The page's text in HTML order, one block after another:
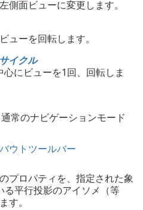
側面ビューに変更します。
ューを回転します。
イクル
心にビューを1回、回転しま
常のナビゲーションモード
ウトツールバー
プロパティを、指定された象
る平行投影のアイソメ（等
す。